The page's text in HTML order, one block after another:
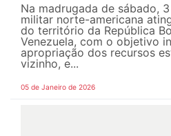
Na madrugada de sábado,
militar norte-americana
do território da República
Venezuela, com o objetivo
apropriação dos recursos
vizinho, e...
05 de Janeiro de 2026